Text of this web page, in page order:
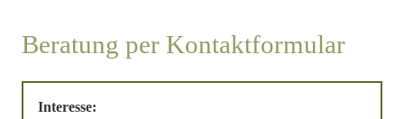
Beratung per Kontaktformular
Interesse: